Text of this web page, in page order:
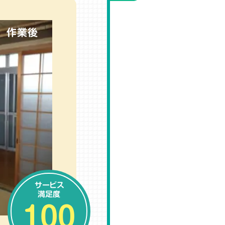
作業後
サービス
満足度
100